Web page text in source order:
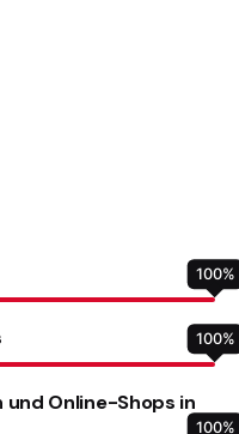
100%
100%
Online-Shops in
100%